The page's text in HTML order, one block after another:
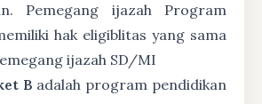
Pemegang ijazah Program
hak eligiblitas yang sama
ijazah SD/MI
B adalah program pendidikan